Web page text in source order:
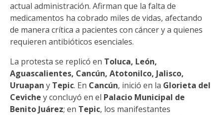
actual administración. Afirman que la falta de
medicamentos ha cobrado miles de vidas, afectando
de manera crítica a pacientes con cáncer y a quienes
requieren antibióticos esenciales.
La protesta se replicó en Toluca, León,
Aguascalientes, Cancún, Atotonilco, Jalisco,
Uruapan y Tepic. En Cancún, inició en la Glorieta del
Ceviche y concluyó en el Palacio Municipal de
Benito Juárez; en Tepic, los manifestantes